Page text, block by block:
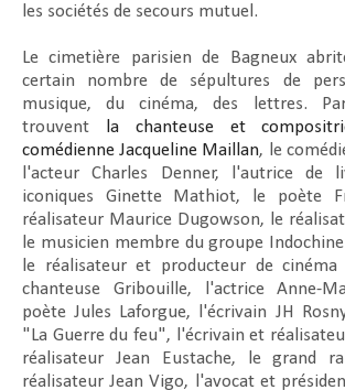
les sociétés de secours mutuel.
Le cimetière parisien de Bagneux
certain nombre de sépultures de
musique, du cinéma, des lettres.
trouvent
la chanteuse et
comédienne Jacqueline Maillan, le
l'acteur Charles Denner, l'autrice de
iconiques Ginette Mathiot, le poète
réalisateur Maurice Dugowson, le
le musicien membre du groupe
le réalisateur et producteur de cinéma
chanteuse Gribouille, l'actrice Anne-
poète Jules Laforgue, l'écrivain JH
"La Guerre du feu", l'écrivain et
réalisateur Jean Eustache, le grand
réalisateur Jean Vigo, l'avocat et